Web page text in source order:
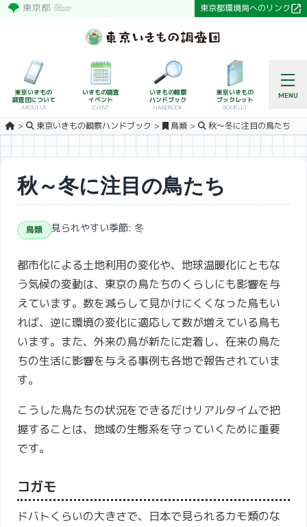
東京都環境局へのリンク
MENU
東京いきもの
調査団について
ABOUT US
いきもの調査
イベント
EVENT
いきもの観察
ハンドブック
HANDBOOK
東京いきもの
ブックレット
BOOKLET
東京いきもの観察ハンドブック 鳥類 秋～冬に注目の鳥たち
秋～冬に注目の鳥たち
鳥類 見られやすい季節: 冬
都市化による土地利用の変化や、地球温暖化にともな
う気候の変動は、東京の鳥たちのくらしにも影響を与
えています。数を減らして見かけにくくなった鳥もい
れば、逆に環境の変化に適応して数が増えている鳥も
います。また、外来の鳥が新たに定着し、在来の鳥た
ちの生活に影響を与える事例も各地で報告されていま
す。
こうした鳥たちの状況をできるだけリアルタイムで把
握することは、地域の生態系を守っていくために重要
です。
コガモ
ドバトくらいの大きさで、日本で見られるカモ類のな